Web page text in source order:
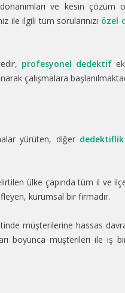
ve kesin çözüm
ile ilgili tüm sorularınızı özel
profesyonel dedektif
çalışmalara
yürüten, diğer dedektiflik
ülke çapında tüm il ve
kurumsal bir firmadır.
müşterilerine hassas
boyunca müşterileri ile iş